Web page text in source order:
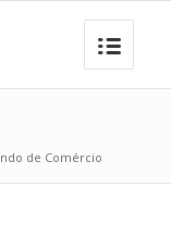
de Comércio